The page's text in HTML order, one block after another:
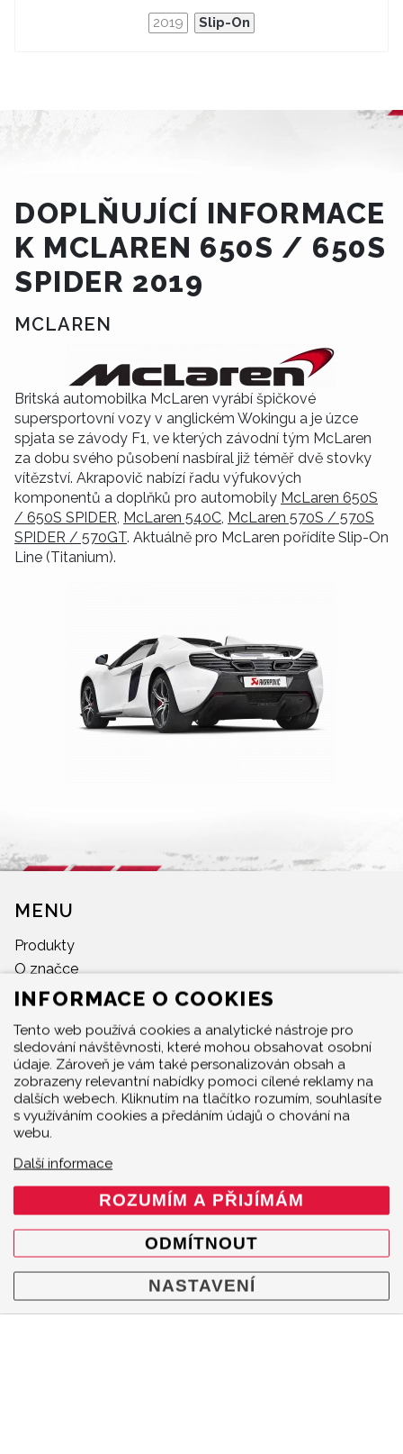
2019 Slip-On
DOPLŇUJÍCÍ INFORMACE
K MCLAREN 650S / 650S
SPIDER 2019
MCLAREN
Britská automobilka McLaren vyrábí špičkové
supersportovní vozy v anglickém Wokingu a je úzce
spjata se závody F1, ve kterých závodní tým McLaren
za dobu svého působení nasbíral již téměř dvě stovky
vítězství. Akrapovič nabízí řadu výfukových
komponentů a doplňků pro automobily McLaren 650S
/ 650S SPIDER, McLaren 540C, McLaren 570S / 570S
SPIDER / 570GT. Aktuálně pro McLaren pořídíte Slip-On
Line (Titanium).
MENU
Produkty
O značce
Multimedia
Prodejci
Kontakty
Cookie policy
Mapa webu
KONTAKT
Česká a Slovenská republika
Mgr. Robert Šenkýř - Motorsport
Hroznová 95/41
603 00 Brno
INFORMACE O COOKIES
Tento web používá cookies a analytické nástroje pro
sledování návštěvnosti, které mohou obsahovat osobní
údaje. Zároveň je vám také personalizován obsah a
zobrazeny relevantní nabídky pomoci cílené reklamy na
dalších webech. Kliknutím na tlačítko rozumím, souhlasíte
s využíváním cookies a předáním údajů o chování na
webu.
Další informace
ROZUMÍM A PŘIJÍMÁM
ODMÍTNOUT
NASTAVENÍ